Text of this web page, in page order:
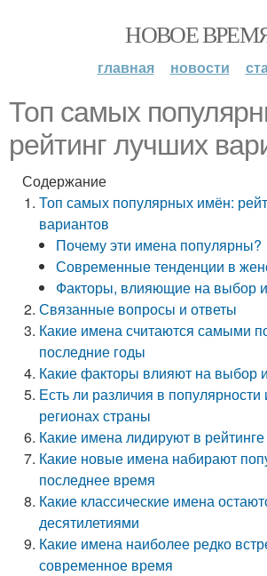
НОВОЕ
главная новости
Топ самых
рейтинг лучших
Содержание
Топ самых популярных имён:
вариантов
Почему эти имена популярны?
Современные тенденции в
Факторы, влияющие на выбор
Связанные вопросы и ответы
Какие имена считаются самыми
последние годы
Какие факторы влияют на выбор
Есть ли различия в
регионах страны
Какие имена лидируют в
Какие новые имена набирают
последнее время
Какие классические имена
десятилетиями
Какие имена наиболее редко
современное время